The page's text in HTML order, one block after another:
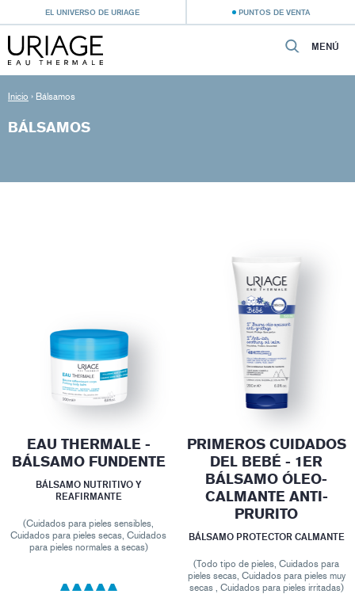
EL UNIVERSO DE URIAGE PUNTOS DE VENTA
MENÚ
Inicio › Bálsamos
BÁLSAMOS
EAU THERMALE -
BÁLSAMO FUNDENTE
BÁLSAMO NUTRITIVO Y
REAFIRMANTE
(Cuidados para pieles sensibles,
Cuidados para pieles secas, Cuidados
para pieles normales a secas)
PRIMEROS CUIDADOS
DEL BEBÉ - 1ER
BÁLSAMO ÓLEO-
CALMANTE ANTI-
PRURITO
BÁLSAMO PROTECTOR CALMANTE
(Todo tipo de pieles, Cuidados para
pieles secas, Cuidados para pieles muy
secas , Cuidados para pieles irritadas)